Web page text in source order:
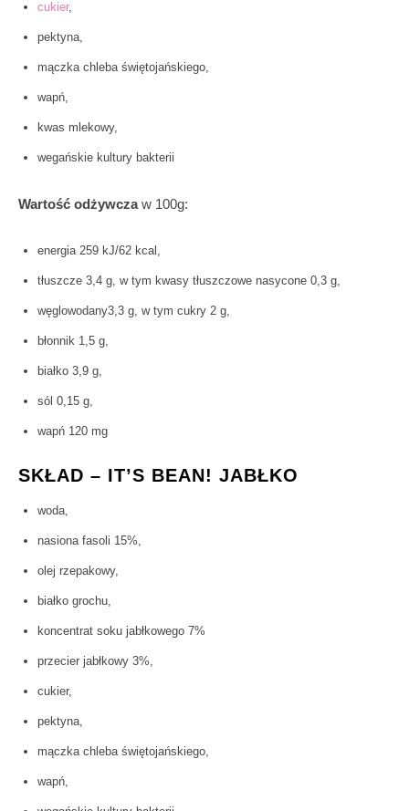
cukier,
pektyna,
mączka chleba świętojańskiego,
wapń,
kwas mlekowy,
wegańskie kultury bakterii
Wartość odżywczaw 100g:
energia 259 kJ/62 kcal,
tłuszcze 3,4 g, w tym kwasy tłuszczowe nasycone 0,3 g,
węglowodany3,3 g, w tym cukry 2 g,
błonnik 1,5 g,
białko 3,9 g,
sól 0,15 g,
wapń 120 mg
SKŁAD – IT’S BEAN! JABŁKO
woda,
nasiona fasoli 15%,
olej rzepakowy,
białko grochu,
koncentrat soku jabłkowego 7%
przecier jabłkowy 3%,
cukier,
pektyna,
mączka chleba świętojańskiego,
wapń,